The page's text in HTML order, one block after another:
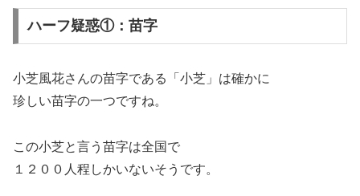
ハーフ疑惑①：苗字
小芝風花さんの苗字である「小芝」は確かに
珍しい苗字の一つですね。
この小芝と言う苗字は全国で
１２００人程しかいないそうです。